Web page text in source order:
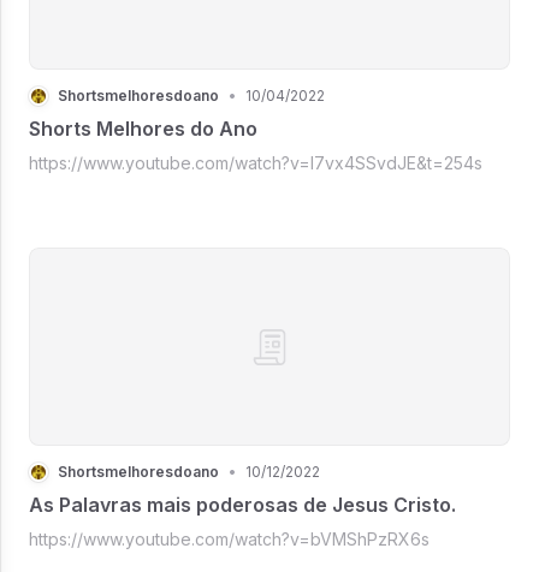
Shortsmelhoresdoano • 10/04/2022
Shorts Melhores do Ano
https://www.youtube.com/watch?v=l7vx4SSvdJE&t=254s
Shortsmelhoresdoano • 10/12/2022
As Palavras mais poderosas de Jesus Cristo.
https://www.youtube.com/watch?v=bVMShPzRX6s